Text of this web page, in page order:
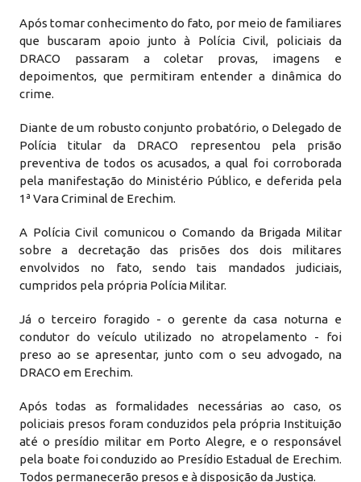
Após tomar conhecimento do fato, por meio de familiares
que buscaram apoio junto à Polícia Civil, policiais da
DRACO passaram a coletar provas, imagens e
depoimentos, que permitiram entender a dinâmica do
crime.
Diante de um robusto conjunto probatório, o Delegado de
Polícia titular da DRACO representou pela prisão
preventiva de todos os acusados, a qual foi corroborada
pela manifestação do Ministério Público, e deferida pela
1ª Vara Criminal de Erechim.
A Polícia Civil comunicou o Comando da Brigada Militar
sobre a decretação das prisões dos dois militares
envolvidos no fato, sendo tais mandados judiciais,
cumpridos pela própria Polícia Militar.
Já o terceiro foragido - o gerente da casa noturna e
condutor do veículo utilizado no atropelamento - foi
preso ao se apresentar, junto com o seu advogado, na
DRACO em Erechim.
Após todas as formalidades necessárias ao caso, os
policiais presos foram conduzidos pela própria Instituição
até o presídio militar em Porto Alegre, e o responsável
pela boate foi conduzido ao Presídio Estadual de Erechim.
Todos permanecerão presos e à disposição da Justiça.